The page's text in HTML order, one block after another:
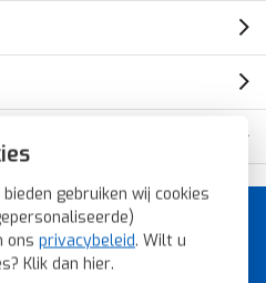
gebruiken wij cookies
ons privacybeleid. Wilt u
Klik dan hier.
voor